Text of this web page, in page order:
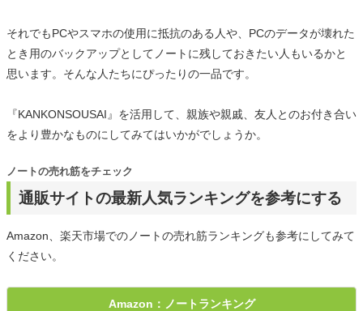
それでもPCやスマホの使用に抵抗のある人や、PCのデータが壊れた
とき用のバックアップとしてノートに残しておきたい人もいるかと
思います。そんな人たちにぴったりの一品です。
『KANKONSOUSAI』を活用して、親族や親戚、友人とのお付き合い
をより豊かなものにしてみてはいかがでしょうか。
通販サイトの最新人気ランキングを参考にする
ノートの売れ筋をチェック
Amazon、楽天市場でのノートの売れ筋ランキングも参考にしてみて
ください。
Amazon：ノートランキング